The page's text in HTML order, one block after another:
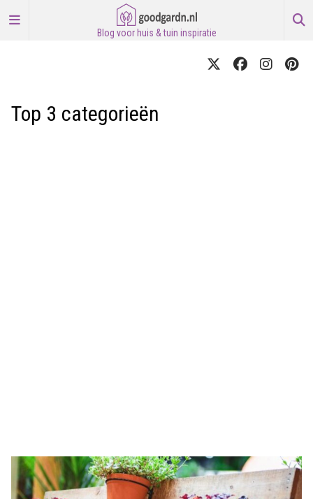
Blog voor huis & tuin inspiratie
Top 3 categorieën